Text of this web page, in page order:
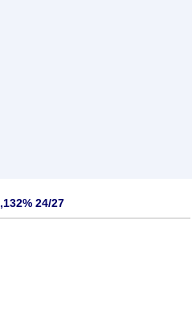
24/27